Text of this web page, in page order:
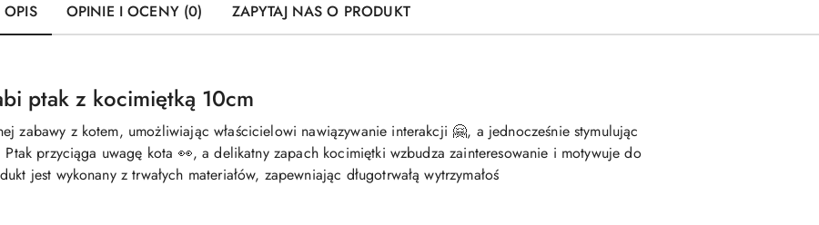
OPIS OPINIE I OCENY (0) ZAPYTAJ NAS O PRODUKT
ptak z kocimiętką 10cm
zabawy z kotem, umożliwiając właścicielowi nawiązywanie interakcji 🤗, a jednocześnie stymulując
Ptak przyciąga uwagę kota 👀, a delikatny zapach kocimiętki wzbudza zainteresowanie i motywuje do
jest wykonany z trwałych materiałów, zapewniając długotrwałą wytrzymałoś